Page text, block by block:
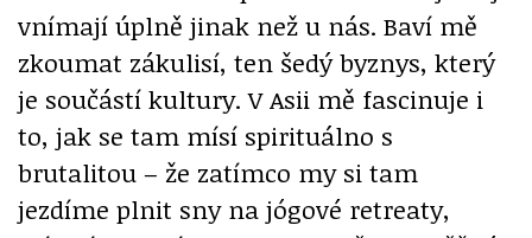
vnímají úplně jinak než u nás. Baví mě
zkoumat zákulisí, ten šedý byznys, který
je součástí kultury. V Asii mě fascinuje i
to, jak se tam mísí spirituálno s
brutalitou – že zatímco my si tam
jezdíme plnit sny na jógové retreaty,